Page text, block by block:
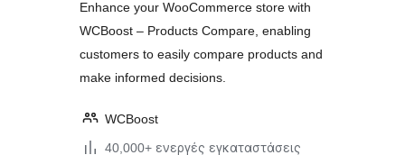
Enhance your WooCommerce store with
WCBoost – Products Compare, enabling
customers to easily compare products and
make informed decisions.
WCBoost
40,000+ ενεργές εγκαταστάσεις